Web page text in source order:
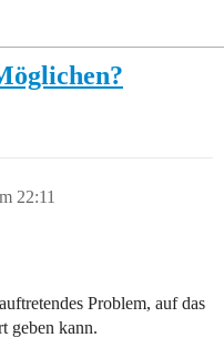
22:11
Problem, auf das
geben kann.